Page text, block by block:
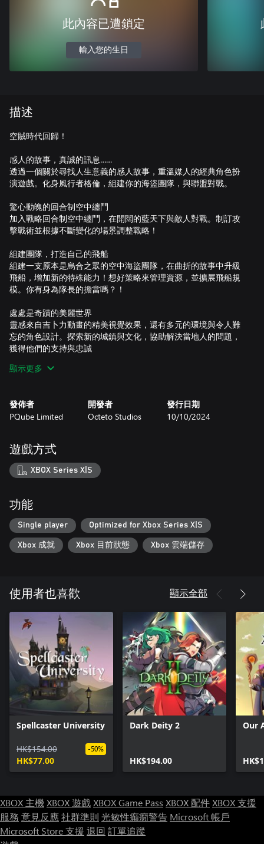
此內容已遭鎖定
輸入您的生日
描述
空賊時代回歸！
感人的故事，真誠的訊息……
透過一個關於尋找人生意義的感人故事，重溫媒人的經典角色扮
演遊戲。化身風行者格倫，組建你的海盜團隊，與聯盟對戰。
驚心動魄的回合制空中纏鬥
加入戰略回合制空中纏鬥，在開闊的藍天下與敵人對戰。制訂攻
擊戰術並根據不斷變化的場景調整戰略！
組建團隊，打造自己的飛船
組建一支原本是烏合之眾的空中海盜團隊，在曲折的故事中升級
飛船，增加新的特殊能力！想好策略來管理資源，並擴展飛船規
模。你有身為隊長的擔當嗎？！
處處是奇蹟的美麗世界
靈感來自吉卜力動畫的精美視覺效果，還有多元的環境與令人難
忘的角色設計。探索新的城鎮與文化，協助解決當地人的問題，
獲得他們的支持與忠誠
原創交響樂原聲帶
顯示更多
發佈者
PQube Limited
開發者
Octeto Studios
發行日期
10/10/2024
遊戲方式
XBOX Series X|S
功能
Single player Optimized for Xbox Series X|S
Xbox 成就 Xbox 目前狀態 Xbox 雲端儲存
使用者也喜歡 顯示全部
Spellcaster University
HK$154.00
HK$77.00
-50%
Dark Deity 2
HK$194.00
Our
XBOX 主機XBOX 遊戲XBOX Game Pass XBOX 配件XBOX 支援
服務 意見反應社群準則 光敏性癲癇警告 Microsoft 帳戶
Microsoft Store 支援 退回 訂單追蹤